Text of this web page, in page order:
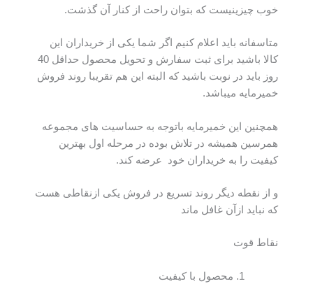
خوب چیزینیست که بتوان راحت از کنار آن گذشت.
متاسفانه باید اعلام کنیم اگر شما یکی از خریداران این
کالا باشید برای ثبت سفارش و تحویل محصول حداقل 40
روز باید در نوبت باشید که البته این هم تقریبا روند فروش
خمیرمایه میباشد.
همچنین این خمیرمایه باتوجه به حساسیت های مجموعه
همرسین همیشه در تلاش بوده در مرحله اول بهترین
کیفیت را به خریداران خود عرضه کند.
و از نقطه دیگر روند تسریع در فروش یکی ازنقاطی هست
که نباید ازآن غافل ماند
نقاط قوت
محصول با کیفیت